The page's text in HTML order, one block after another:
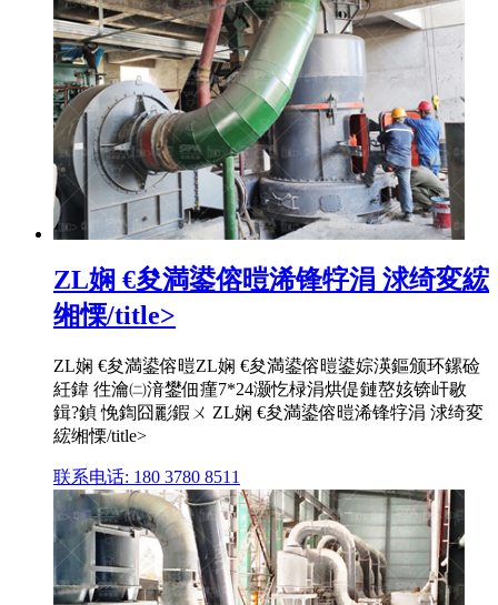
ZL娴 €夋満鍙傛暟浠锋牸涓 浗绮変綋
缃慄/title>
ZL娴 €夋満鍙傛暟ZL娴 €夋満鍙傛暟鍙婃渶鏂颁环鏍硷
紝鍏 徃瀹㈡湇鐢佃瘽7*24灏忔椂涓烘偍鏈嶅姟锛屽敭
鍓?鍞 悗鍧囧彲鍜ㄨ ZL娴 €夋満鍙傛暟浠锋牸涓 浗绮変
綋缃慄/title>
联系电话: 180 3780 8511